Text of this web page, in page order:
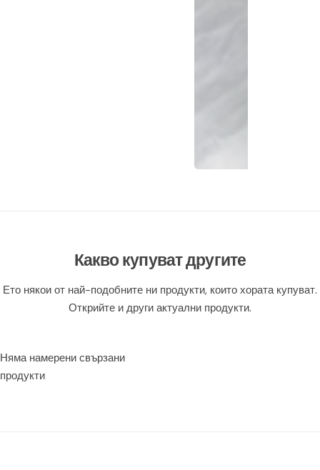
Какво купуват другите
Ето някои от най-подобните ни продукти, които хората купуват.
Открийте и други актуални продукти.
Няма намерени свързани
продукти